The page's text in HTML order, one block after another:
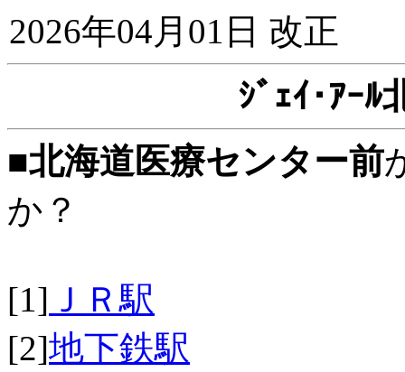
2026年04月01日 改正
ｼﾞｪｲ･ｱｰﾙ
■北海道医療センター前
か？
[1] ＪＲ駅
[2]地下鉄駅